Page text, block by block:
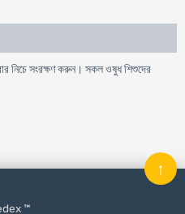
নিচে সংরক্ষণ করুন। সকল ওষুধ শিশুদের
™
↑